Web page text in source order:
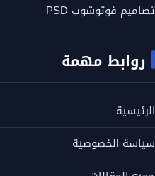
تصاميم فوتوشوب PSD
روابط مهمة
الرئيسية
سياسة الخصوصية